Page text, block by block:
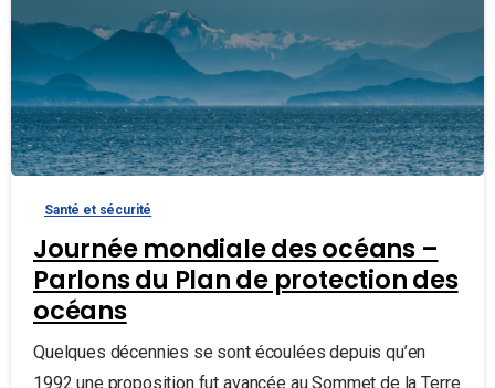
Santé et sécurité
Journée mondiale des océans –
Parlons du Plan de protection des
océans
Quelques décennies se sont écoulées depuis qu’en
1992 une proposition fut avancée au Sommet de la Terre